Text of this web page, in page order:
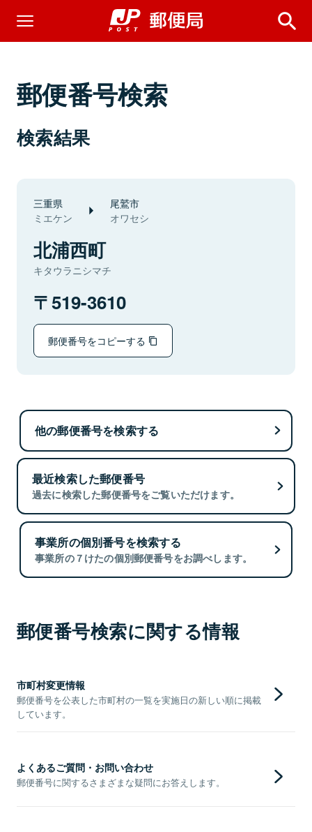
郵便番号検索
検索結果
三重県
ミエケン
尾鷲市
オワセシ
北浦西町
キタウラニシマチ
519-3610
郵便番号をコピーする
他の郵便番号を検索する
最近検索した郵便番号
過去に検索した郵便番号をご覧いただけます。
事業所の個別番号を検索する
事業所の７けたの個別郵便番号をお調べします。
郵便番号検索に関する情報
市町村変更情報
郵便番号を公表した市町村の一覧を実施日の新しい順に掲載
しています。
よくあるご質問・お問い合わせ
郵便番号に関するさまざまな疑問にお答えします。